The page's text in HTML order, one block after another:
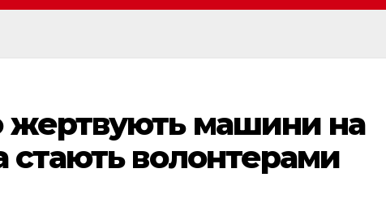
жертвують машини на
стають волонтерами